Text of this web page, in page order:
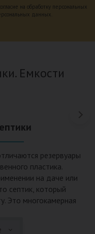
на обработку персональных
данных.
Емкости
резервуары
пластика.
на даче или
септик, который
Это многокамерная